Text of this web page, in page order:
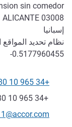
sin comedor
03008
ALICANTE
إسبانيا
نظام تحديد المواقع
-0.5177960455
الهاتف
+34 965 10 80 40
فاكس
+34 965 10 80 40
تواصل معنا عبر